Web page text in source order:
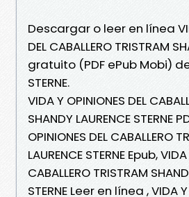
Descargar o leer en línea
DEL CABALLERO TRISTRAM
gratuito (PDF ePub Mobi) de
STERNE.
VIDA Y OPINIONES DEL
SHANDY LAURENCE STERNE
OPINIONES DEL CABALLERO
LAURENCE STERNE Epub,
CABALLERO TRISTRAM
STERNE Leer en línea , VIDA Y